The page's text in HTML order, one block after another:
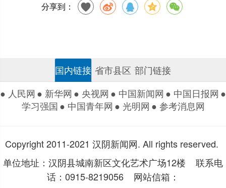
分享到：
国内链接 省市县区 部门链接
● 人民网 ● 新华网 ● 央视网 ● 中国新闻网 ● 中国日报网 ●
学习强国● 中国青年网 ● 光明网 ● 参考消息网
Copyright 2011-2021 汉阴新闻网. All rights reserved.
单位地址：汉阴县城南新区文化艺术广场12楼 联系电
话：0915-8219056 网站信箱：